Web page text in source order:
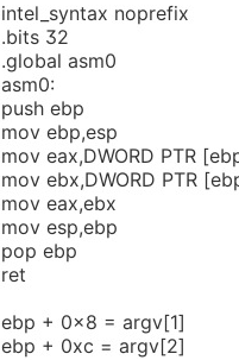
intel_syntax noprefix
.bits 32
.global asm0
asm0:
push ebp
mov ebp,esp
mov eax,DWORD PTR
mov ebx,DWORD PTR
mov eax,ebx
mov esp,ebp
pop ebp
ret
ebp + 0x8 = argv[1]
ebp + 0xc = argv[2]